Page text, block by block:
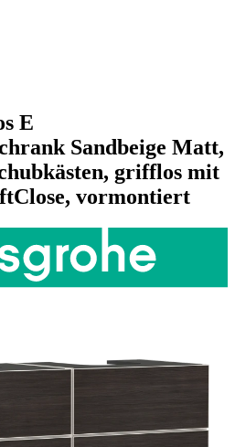
E
Sandbeige Matt,
grifflos mit
vormontiert